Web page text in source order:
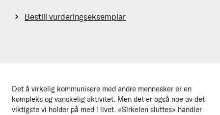
Det å virkelig kommunisere med andre mennesker er en
kompleks og vanskelig aktivitet. Men det er også noe av det
viktigste vi holder på med i livet. «Sirkelen sluttes» handler
Bestill vurderingseksemplar